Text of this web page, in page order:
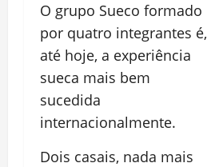
O grupo Sueco formado
por quatro integrantes é,
até hoje, a experiência
sueca mais bem
sucedida
internacionalmente.
Dois casais, nada mais